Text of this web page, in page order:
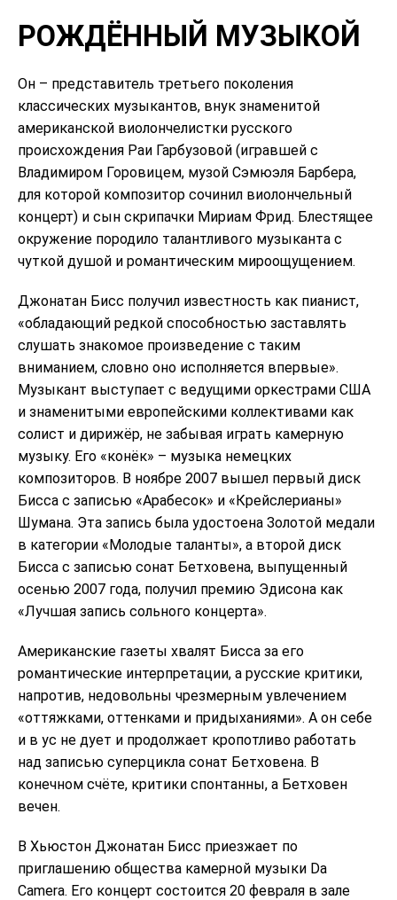
РОЖДЁННЫЙ МУЗЫКОЙ
Он – представитель третьего поколения
классических музыкантов, внук знаменитой
американской виолончелистки русского
происхождения Раи Гарбузовой (игравшей с
Владимиром Горовицем, музой Сэмюэля Барбера,
для которой композитор сочинил виолончельный
концерт) и сын скрипачки Мириам Фрид. Блестящее
окружение породило талантливого музыканта с
чуткой душой и романтическим мироощущением.
Джонатан Бисс получил известность как пианист,
«обладающий редкой способностью заставлять
слушать знакомое произведение с таким
вниманием, словно оно исполняется впервые».
Музыкант выступает с ведущими оркестрами США
и знаменитыми европейскими коллективами как
солист и дирижёр, не забывая играть камерную
музыку. Его «конёк» – музыка немецких
композиторов. В ноябре 2007 вышел первый диск
Бисса с записью «Арабесок» и «Крейслерианы»
Шумана. Эта запись была удостоена Золотой медали
в категории «Молодые таланты», а второй диск
Бисса с записью сонат Бетховена, выпущенный
осенью 2007 года, получил премию Эдисона как
«Лучшая запись сольного концерта».
Американские газеты хвалят Бисса за его
романтические интерпретации, а русские критики,
напротив, недовольны чрезмерным увлечением
«оттяжками, оттенками и придыханиями». А он себе
и в ус не дует и продолжает кропотливо работать
над записью суперцикла сонат Бетховена. В
конечном счёте, критики спонтанны, а Бетховен
вечен.
В Хьюстон Джонатан Бисс приезжает по
приглашению общества камерной музыки Da
Camera. Его концерт состоится 20 февраля в зале